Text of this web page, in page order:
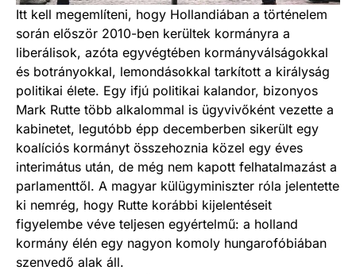
Itt kell megemlíteni, hogy Hollandiában a történelem
során először 2010-ben kerültek kormányra a
liberálisok, azóta egyvégtében kormányválságokkal
és botrányokkal, lemondásokkal tarkított a királyság
politikai élete. Egy ifjú politikai kalandor, bizonyos
Mark Rutte több alkalommal is ügyvivőként vezette a
kabinetet, legutóbb épp decemberben sikerült egy
koalíciós kormányt összehoznia közel egy éves
interimátus után, de még nem kapott felhatalmazást a
parlamenttől. A magyar külügyminiszter róla jelentette
ki nemrég, hogy Rutte korábbi kijelentéseit
figyelembe véve teljesen egyértelmű: a holland
kormány élén egy nagyon komoly hungarofóbiában
szenvedő alak áll.